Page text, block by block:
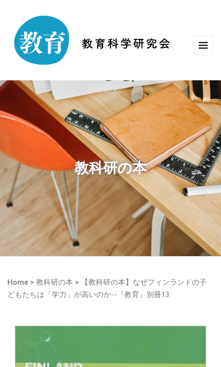
教科研の本
Home > 教科研の本 >
【教科研の本】なぜフィンランドの子
どもたちは「学力」が高いのか--『教育』別冊13